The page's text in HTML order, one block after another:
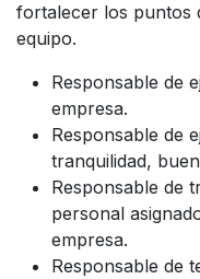
fortalecer los puntos
equipo.
Responsable de
empresa.
Responsable de
tranquilidad,
Responsable de
personal
empresa.
Responsable de